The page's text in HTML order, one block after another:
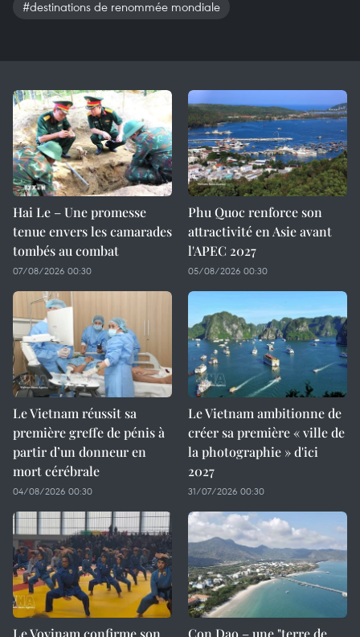
#destinations de renommée mondiale
Hai Le – Une promesse
tenue envers les camarades
tombés au combat
07/08/2026 00:30
Phu Quoc renforce son
attractivité en Asie avant
l'APEC 2027
05/08/2026 00:30
Le Vietnam réussit sa
première greffe de pénis à
partir d’un donneur en
mort cérébrale
04/08/2026 00:30
Le Vietnam ambitionne de
créer sa première « ville de
la photographie » d'ici
2027
31/07/2026 00:30
Le Vovinam confirme son Con Dao – une "terre de